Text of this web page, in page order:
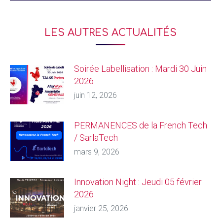
LES AUTRES ACTUALITÉS
Soirée Labellisation : Mardi 30 Juin
2026
juin 12, 2026
PERMANENCES de la French Tech
/ SarlaTech
mars 9, 2026
Innovation Night : Jeudi 05 février
2026
janvier 25, 2026